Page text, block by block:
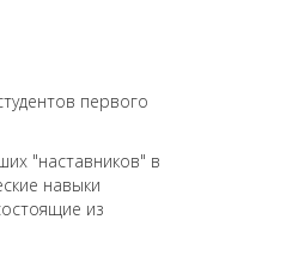
первого
"наставников" в
навыки
из